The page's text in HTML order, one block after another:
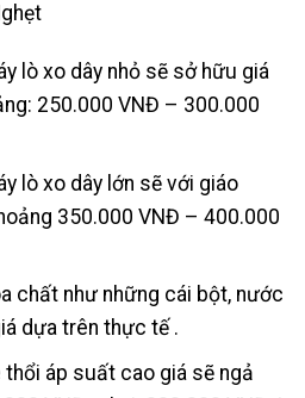
lò xo dây nhỏ sẽ sở hữu giá
250.000 VNĐ – 300.000
lò xo dây lớn sẽ với giáo
350.000 VNĐ – 400.000
chất như những cái bột, nước
dựa trên thực tế .
áp suất cao giá sẽ ngả